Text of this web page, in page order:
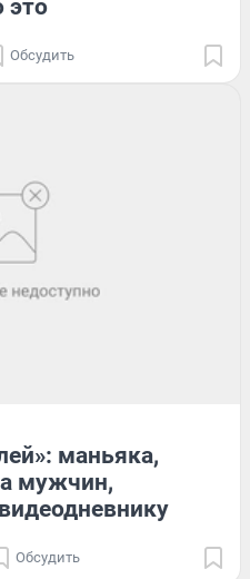
это
Обсудить
маньяка,
мужчин,
Обсудить